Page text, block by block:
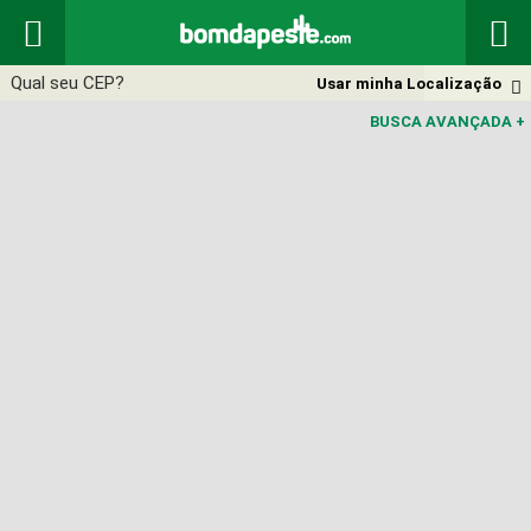
 

Usar minha Localização
BUSCA AVANÇADA +